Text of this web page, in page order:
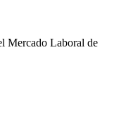
Mercado Laboral de